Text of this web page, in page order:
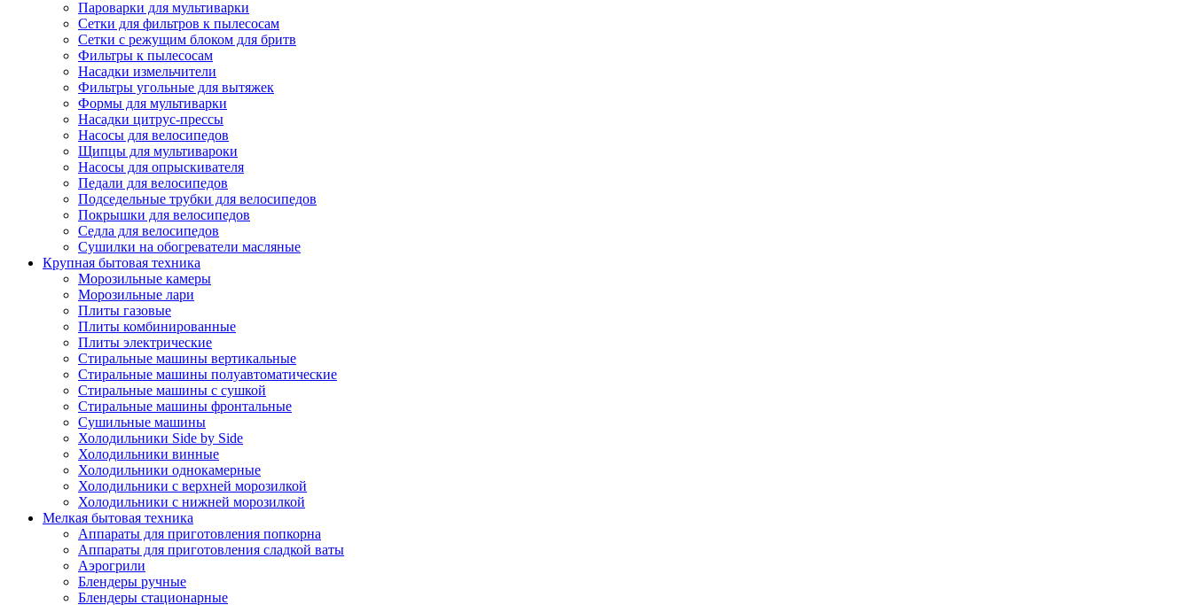
Пароварки для мультиварки
Сетки для фильтров к пылесосам
Сетки с режущим блоком для бритв
Фильтры к пылесосам
Насадки измельчители
Фильтры угольные для вытяжек
Формы для мультиварки
Насадки цитрус-прессы
Насосы для велосипедов
Щипцы для мультивароки
Насосы для опрыскивателя
Педали для велосипедов
Подседельные трубки для велосипедов
Покрышки для велосипедов
Седла для велосипедов
Сушилки на обогреватели масляные
Крупная бытовая техника
Морозильные камеры
Морозильные лари
Плиты газовые
Плиты комбинированные
Плиты электрические
Стиральные машины вертикальные
Стиральные машины полуавтоматические
Стиральные машины с сушкой
Стиральные машины фронтальные
Сушильные машины
Холодильники Side by Side
Холодильники винные
Холодильники однокамерные
Холодильники с верхней морозилкой
Холодильники с нижней морозилкой
Мелкая бытовая техника
Аппараты для приготовления попкорна
Аппараты для приготовления сладкой ваты
Аэрогрили
Блендеры ручные
Блендеры стационарные